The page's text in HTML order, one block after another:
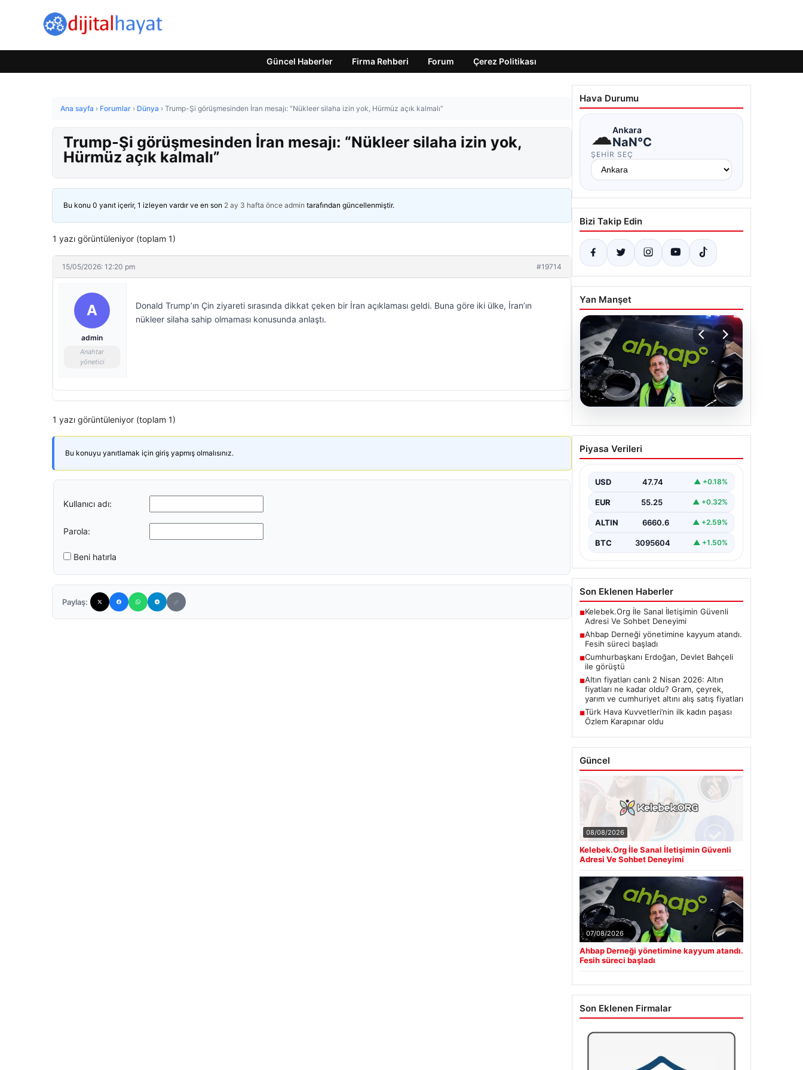
Güncel Haberler Firma Rehberi Forum Çerez Politikası
Ana sayfa › Forumlar › Dünya › Trump-Şi görüşmesinden İran mesajı: “Nükleer silaha izin yok, Hürmüz açık kalmalı”
Trump-Şi görüşmesinden İran mesajı: “Nükleer silaha izin yok,
Hürmüz açık kalmalı”
Bu konu 0 yanıt içerir, 1 izleyen vardır ve en son 2 ay 3 hafta önce admin tarafından güncellenmiştir.
1 yazı görüntüleniyor (toplam 1)
15/05/2026: 12:20 pm #19714
A
admin
Anahtar
yönetici
Donald Trump’ın Çin ziyareti sırasında dikkat çeken bir İran açıklaması geldi. Buna göre iki ülke, İran’ın
nükleer silaha sahip olmaması konusunda anlaştı.
1 yazı görüntüleniyor (toplam 1)
Bu konuyu yanıtlamak için giriş yapmış olmalısınız.
Kullanıcı adı:
Parola:
Beni hatırla
Paylaş:
Hava Durumu
☁Ankara
NaN°C
ŞEHIR SEÇ
Bizi Takip Edin
Yan Manşet
Ahbap Derneği
yönetimine kayyum
başladı
Piyasa Verileri
USD 47.74 ▲ +0.18%
EUR 55.25 ▲ +0.32%
ALTIN 6660.6 ▲ +2.59%
BTC 3095604 ▲ +1.50%
Son Eklenen Haberler
■Kelebek.Org İle Sanal İletişimin Güvenli
Adresi Ve Sohbet Deneyimi
■Ahbap Derneği yönetimine kayyum atandı.
Fesih süreci başladı
■Cumhurbaşkanı Erdoğan, Devlet Bahçeli
ile görüştü
■Altın fiyatları canlı 2 Nisan 2026: Altın
fiyatları ne kadar oldu? Gram, çeyrek,
yarım ve cumhuriyet altını alış satış fiyatları
■Türk Hava Kuvvetleri’nin ilk kadın paşası
Özlem Karapınar oldu
Güncel
08/08/2026
Kelebek.Org İle Sanal İletişimin Güvenli
Adresi Ve Sohbet Deneyimi
07/08/2026
Ahbap Derneği yönetimine kayyum atandı.
Fesih süreci başladı
Son Eklenen Firmalar